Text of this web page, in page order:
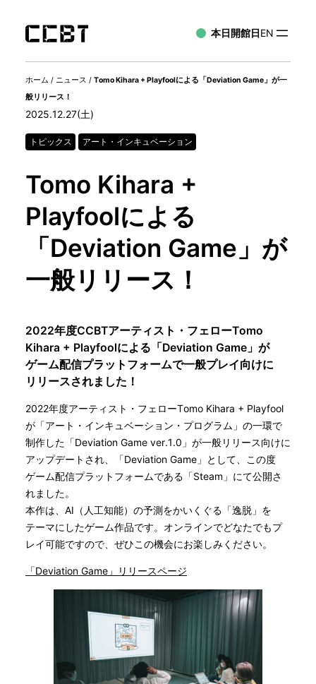
本日開館日EN
ホーム / ニュース / Tomo Kihara + Playfoolによる「Deviation Game」が一
般リリース！
2025.12.27(土)
トピックス アート・インキュベーション
Tomo Kihara +
Playfoolによる
「Deviation Game」が
一般リリース！
2022年度CCBTアーティスト・フェローTomo
Kihara + Playfoolによる「Deviation Game」が
ゲーム配信プラットフォームで一般プレイ向けに
リリースされました！
2022年度アーティスト・フェローTomo Kihara + Playfool
が「アート・インキュベーション・プログラム」の一環で
制作した「Deviation Game ver.1.0」が一般リリース向けに
アップデートされ、「Deviation Game」として、この度
ゲーム配信プラットフォームである「Steam」にて公開さ
れました。
本作は、AI（人工知能）の予測をかいくぐる「逸脱」を
テーマにしたゲーム作品です。オンラインでどなたでもプ
レイ可能ですので、ぜひこの機会にお楽しみください。
「Deviation Game」リリースページ